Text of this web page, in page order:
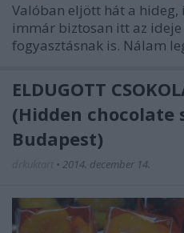
Valóban eljött hát a hideg,
immár biztosan itt az
fogyasztásnak is. Nálam
ELDUGOTT
(Hidden chocolate
Budapest)
• 2014. december 14.